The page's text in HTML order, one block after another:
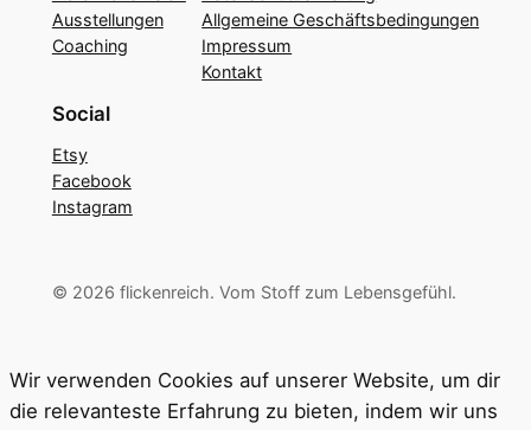
Ausstellungen
Coaching
Allgemeine Geschäftsbedingungen
Impressum
Kontakt
Social
Etsy
Facebook
Instagram
© 2026 flickenreich. Vom Stoff zum Lebensgefühl.
Wir verwenden Cookies auf unserer Website, um dir
die relevanteste Erfahrung zu bieten, indem wir uns